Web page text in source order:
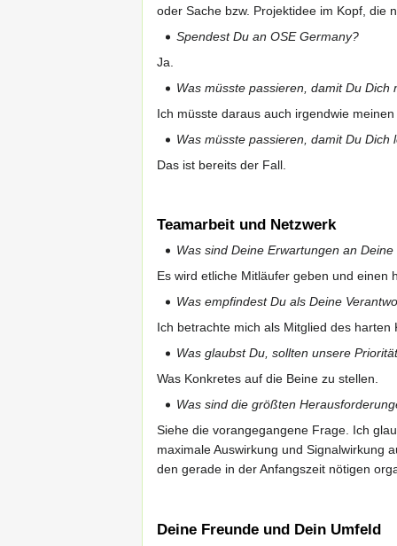
oder Sache bzw. Projektidee im Kopf, die
Spendest Du an OSE Germany?
Ja.
Was müsste passieren, damit Du
Ich müsste daraus auch irgendwie
Was müsste passieren, damit Du
Das ist bereits der Fall.
Teamarbeit und Netzwerk
Was sind Deine Erwartungen an
Es wird etliche Mitläufer geben und einen
Was empfindest Du als Deine
Ich betrachte mich als Mitglied des
Was glaubst Du, sollten unsere
Was Konkretes auf die Beine zu stellen.
Was sind die größten
Siehe die vorangegangene Frage. Ich
maximale Auswirkung und Signalwirkung
den gerade in der Anfangszeit nötigen
Deine Freunde und Dein Umfeld